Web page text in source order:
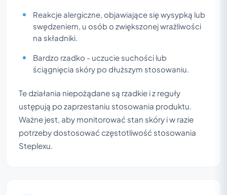
Reakcje alergiczne, objawiające się wysypką lub
swędzeniem, u osób o zwiększonej wrażliwości
na składniki.
Bardzo rzadko - uczucie suchości lub
ściągnięcia skóry po dłuższym stosowaniu.
Te działania niepożądane są rzadkie i z reguły
ustępują po zaprzestaniu stosowania produktu.
Ważne jest, aby monitorować stan skóry i w razie
potrzeby dostosować częstotliwość stosowania
Steplexu.